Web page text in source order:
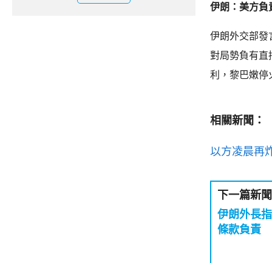
伊朗：美方負
伊朗外交部發
對局勢負有直
利，黎巴嫩停
相關新聞：
以方凌晨再
下一篇新
伊朗外長
條款負責